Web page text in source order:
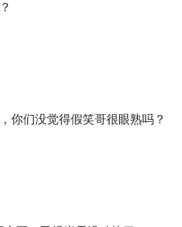
你们没觉得假笑哥很眼熟吗？